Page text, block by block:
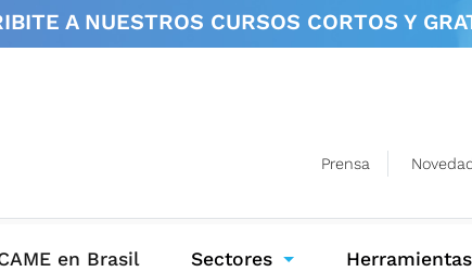
A NUESTROS CURSOS CORTOS Y
Prensa
en Brasil(current)Sectores Herramientas